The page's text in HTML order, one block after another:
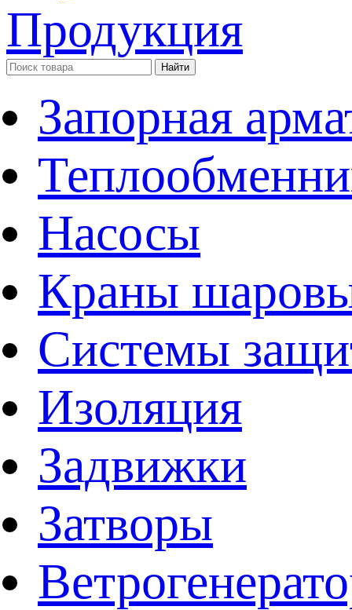
Продукция
Запорная
Насосы
Краны
Системы
Изоляция
Задвижки
Затворы